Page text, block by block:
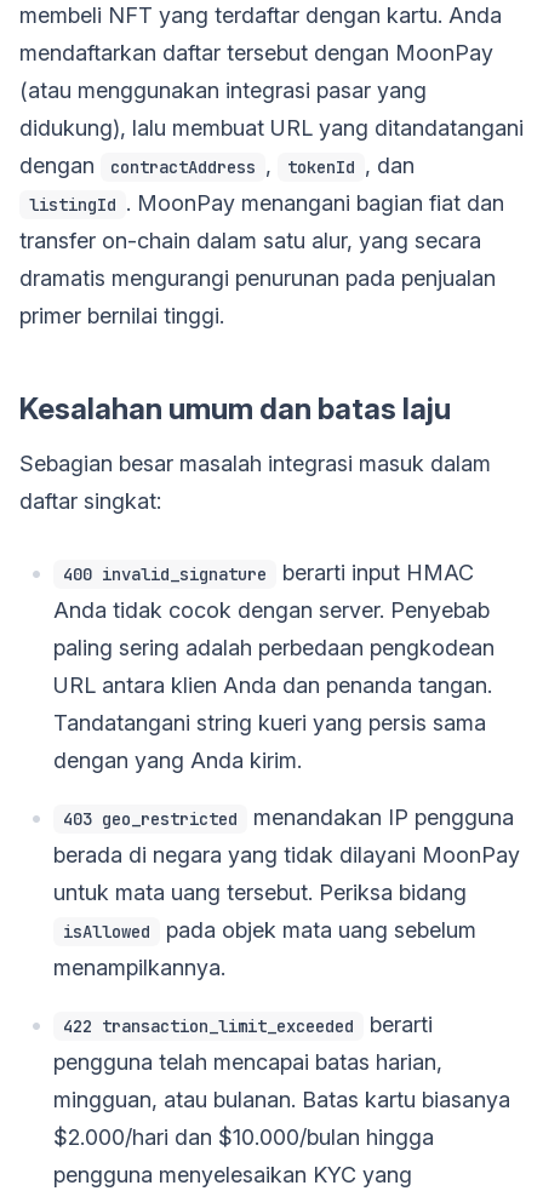
membeli NFT yang terdaftar dengan kartu. Anda
mendaftarkan daftar tersebut dengan MoonPay
(atau menggunakan integrasi pasar yang
didukung), lalu membuat URL yang ditandatangani
dengan
contractAddress , tokenId , dan
listingId . MoonPay menangani bagian fiat dan
transfer on-chain dalam satu alur, yang secara
dramatis mengurangi penurunan pada penjualan
primer bernilai tinggi.
Kesalahan umum dan batas laju
Sebagian besar masalah integrasi masuk dalam
daftar singkat:
400 invalid_signature
berarti input HMAC
Anda tidak cocok dengan server. Penyebab
paling sering adalah perbedaan pengkodean
URL antara klien Anda dan penanda tangan.
Tandatangani string kueri yang persis sama
dengan yang Anda kirim.
403 geo_restricted
menandakan IP pengguna
berada di negara yang tidak dilayani MoonPay
untuk mata uang tersebut. Periksa bidang
isAllowed
pada objek mata uang sebelum
menampilkannya.
422 transaction_limit_exceeded
berarti
pengguna telah mencapai batas harian,
mingguan, atau bulanan. Batas kartu biasanya
$2.000/hari dan $10.000/bulan hingga
pengguna menyelesaikan KYC yang